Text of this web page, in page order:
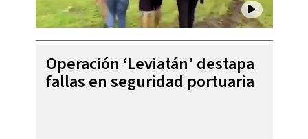
Operación ‘Leviatán’ destapa
fallas en seguridad portuaria